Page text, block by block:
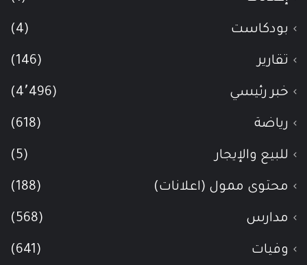
بودكاست (4)
تقارير (146)
خبر رئيسي (4٬496)
رياضة (618)
للبيع والإيجار (5)
محتوى ممول (اعلانات) (188)
مدارس (568)
وفيات (641)